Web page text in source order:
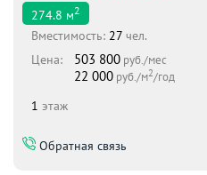
274.8 м2
Вместимоcть: 27 чел.
Цена:
503 800 руб./мес
22 000 руб./м2/год
1 этаж
Обратная связь